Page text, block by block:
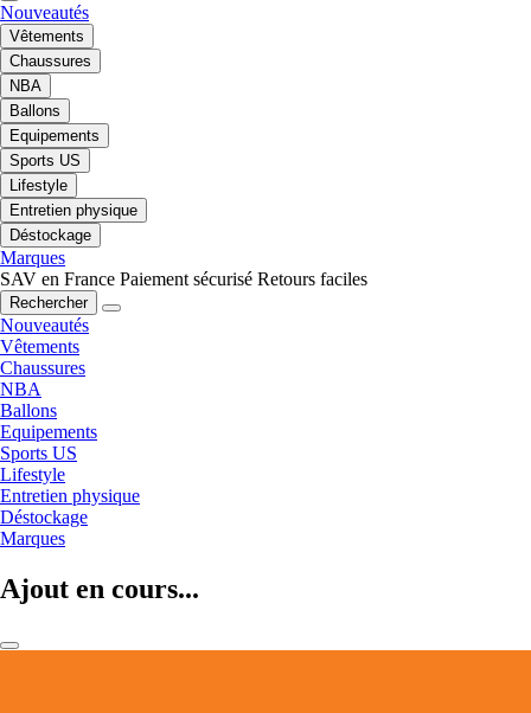
Nouveautés
Vêtements
Chaussures
NBA
Ballons
Equipements
Sports US
Lifestyle
Entretien physique
Déstockage
Marques
SAV en France Paiement sécurisé Retours faciles
Rechercher
Nouveautés
Vêtements
Chaussures
NBA
Ballons
Equipements
Sports US
Lifestyle
Entretien physique
Déstockage
Marques
Ajout en cours...